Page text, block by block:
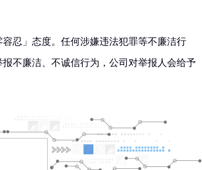
忍」态度。任何涉嫌违法犯罪等不廉洁行
不廉洁、不诚信行为，公司对举报人会给予